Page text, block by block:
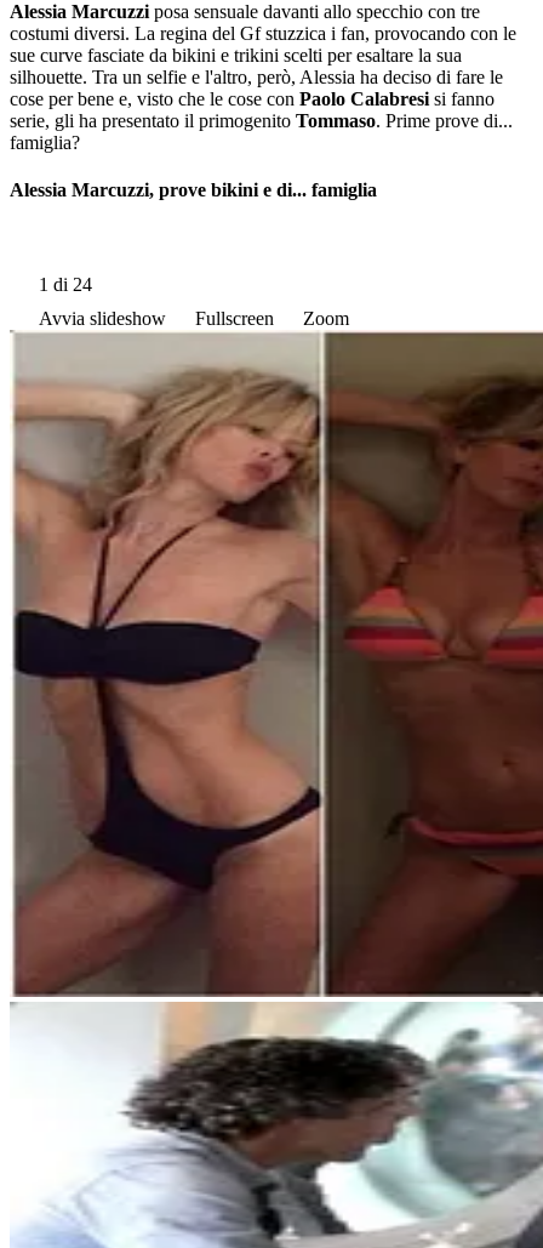
Alessia Marcuzzi posa sensuale davanti allo specchio con tre
costumi diversi. La regina del Gf stuzzica i fan, provocando con le
sue curve fasciate da bikini e trikini scelti per esaltare la sua
silhouette. Tra un selfie e l'altro, però, Alessia ha deciso di fare le
cose per bene e, visto che le cose con Paolo Calabresi si fanno
serie, gli ha presentato il primogenito Tommaso. Prime prove di...
famiglia?
Alessia Marcuzzi, prove bikini e di... famiglia
1 di 24
Avvia slideshow
Fullscreen Zoom